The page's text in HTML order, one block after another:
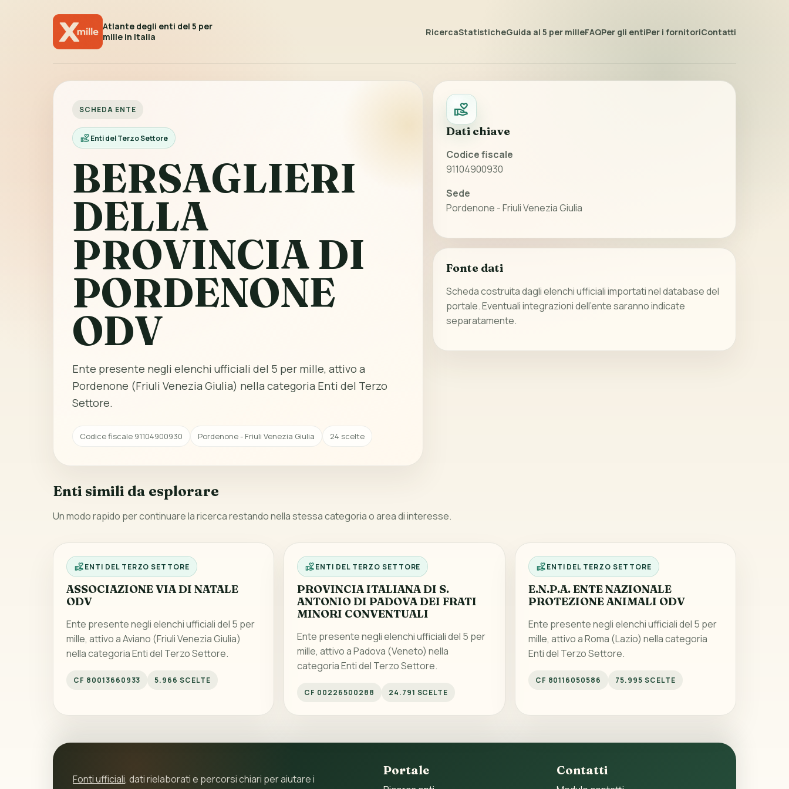
Atlante degli enti del 5 per
mille in Italia
RicercaStatisticheGuida al 5 per milleFAQPer gli entiPer i fornitoriContatti
SCHEDA ENTE
Enti del Terzo Settore
BERSAGLIERI
DELLA
PROVINCIA DI
PORDENONE
ODV
Ente presente negli elenchi ufficiali del 5 per mille, attivo a
Pordenone (Friuli Venezia Giulia) nella categoria Enti del Terzo
Settore.
Codice fiscale 91104900930 Pordenone - Friuli Venezia Giulia 24 scelte
Dati chiave
Codice fiscale
91104900930
Sede
Pordenone - Friuli Venezia Giulia
Fonte dati
Scheda costruita dagli elenchi ufficiali importati nel database del
portale. Eventuali integrazioni dell’ente saranno indicate
separatamente.
Enti simili da esplorare
Un modo rapido per continuare la ricerca restando nella stessa categoria o area di interesse.
ENTI DEL TERZO SETTORE
ASSOCIAZIONE VIA DI NATALE
ODV
Ente presente negli elenchi ufficiali del 5 per
mille, attivo a Aviano (Friuli Venezia Giulia)
nella categoria Enti del Terzo Settore.
CF 80013660933 5.966 SCELTE
ENTI DEL TERZO SETTORE
PROVINCIA ITALIANA DI S.
ANTONIO DI PADOVA DEI FRATI
MINORI CONVENTUALI
Ente presente negli elenchi ufficiali del 5 per
mille, attivo a Padova (Veneto) nella
categoria Enti del Terzo Settore.
CF 00226500288 24.791 SCELTE
ENTI DEL TERZO SETTORE
E.N.P.A. ENTE NAZIONALE
PROTEZIONE ANIMALI ODV
Ente presente negli elenchi ufficiali del 5 per
mille, attivo a Roma (Lazio) nella categoria
Enti del Terzo Settore.
CF 80116050586 75.995 SCELTE
Fonti ufficiali, dati rielaborati e percorsi chiari per aiutare i
Portale Contatti